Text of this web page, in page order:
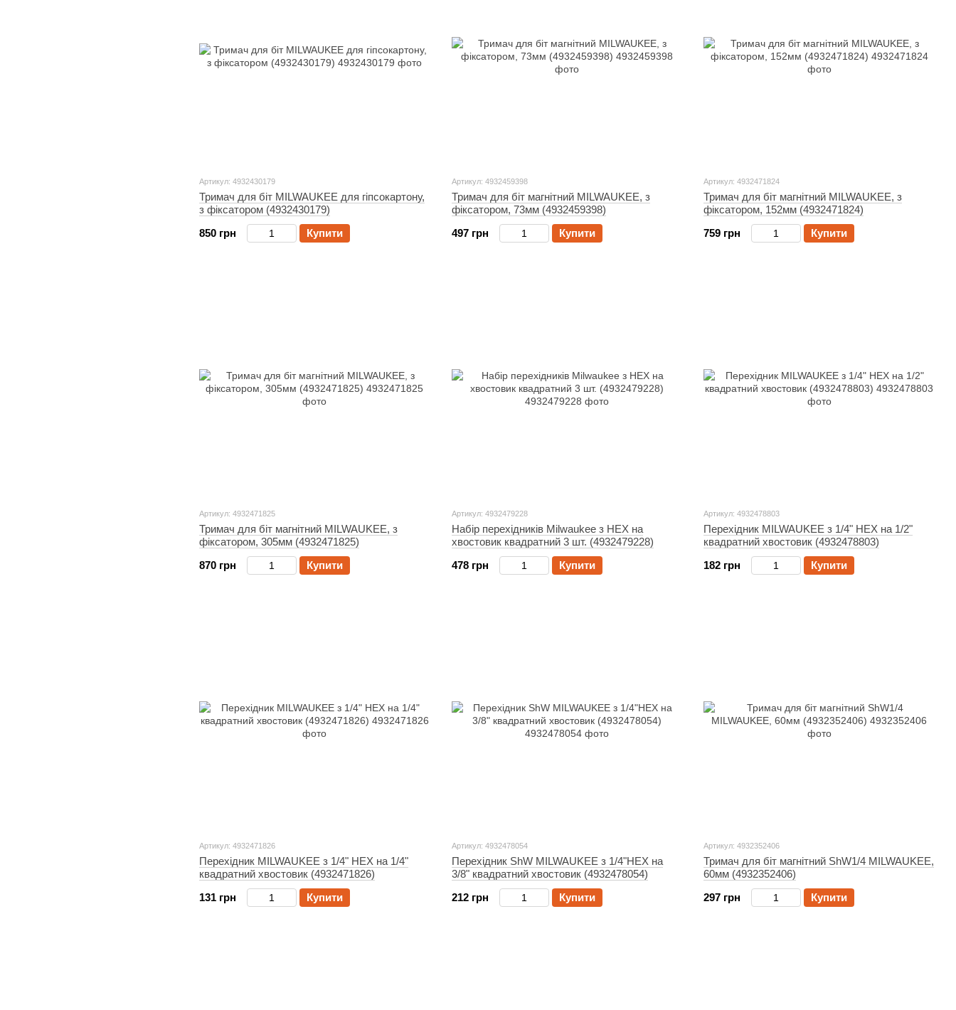
Артикул: 4932430179
Тримач для біт MILWAUKEE для гіпсокартону,
з фіксатором (4932430179)
850 грн
Купити
Артикул: 4932459398
Тримач для біт магнітний MILWAUKEE, з
фіксатором, 73мм (4932459398)
497 грн
Купити
Артикул: 4932471824
Тримач для біт магнітний MILWAUKEE, з
фіксатором, 152мм (4932471824)
759 грн
Купити
Артикул: 4932471825
Тримач для біт магнітний MILWAUKEE, з
фіксатором, 305мм (4932471825)
870 грн
Купити
Артикул: 4932479228
Набір перехідників Milwaukee з HEX на
хвостовик квадратний 3 шт. (4932479228)
478 грн
Купити
Артикул: 4932478803
Перехідник MILWAUKEE з 1/4" HEX на 1/2"
квадратний хвостовик (4932478803)
182 грн
Купити
Артикул: 4932471826
Перехідник MILWAUKEE з 1/4" HEX на 1/4"
квадратний хвостовик (4932471826)
131 грн
Купити
Артикул: 4932478054
Перехідник ShW MILWAUKEE з 1/4"HEX на
3/8" квадратний хвостовик (4932478054)
212 грн
Купити
Артикул: 4932352406
Тримач для біт магнітний ShW1/4 MILWAUKEE,
60мм (4932352406)
297 грн
Купити